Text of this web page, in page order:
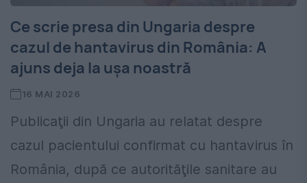
Ce scrie presa din Ungaria despre
cazul de hantavirus din România: A
ajuns deja la ușa noastră
16 MAI 2026
Publicaţii din Ungaria au relatat despre
cazul pacientului confirmat cu hantavirus în
România, după ce autorităţile sanitare au